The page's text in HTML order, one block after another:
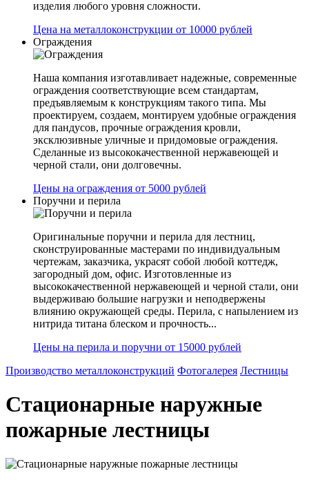
изделия любого уровня сложности.
Цена на металлоконструкции от 10000 рублей
Ограждения
Наша компания изготавливает надежные, современные
ограждения соответствующие всем стандартам,
предъявляемым к конструкциям такого типа. Мы
проектируем, создаем, монтируем удобные ограждения
для пандусов, прочные ограждения кровли,
эксклюзивные уличные и придомовые ограждения.
Сделанные из высококачественной нержавеющей и
черной стали, они долговечны.
Цены на ограждения от 5000 рублей
Поручни и перила
Оригинальные поручни и перила для лестниц,
сконструированные мастерами по индивидуальным
чертежам, заказчика, украсят собой любой коттедж,
загородный дом, офис. Изготовленные из
высококачественной нержавеющей и черной стали, они
выдерживаю большие нагрузки и неподвержены
влиянию окружающей среды. Перила, с напылением из
нитрида титана блеском и прочность...
Цены на перила и поручни от 15000 рублей
Производство металлоконструкций Фотогалерея Лестницы
Стационарные наружные
пожарные лестницы